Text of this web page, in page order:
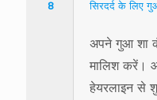
8 सिरदर्द के लिए
अपने गुआ शा
मालिश करें।
हेयरलाइन से